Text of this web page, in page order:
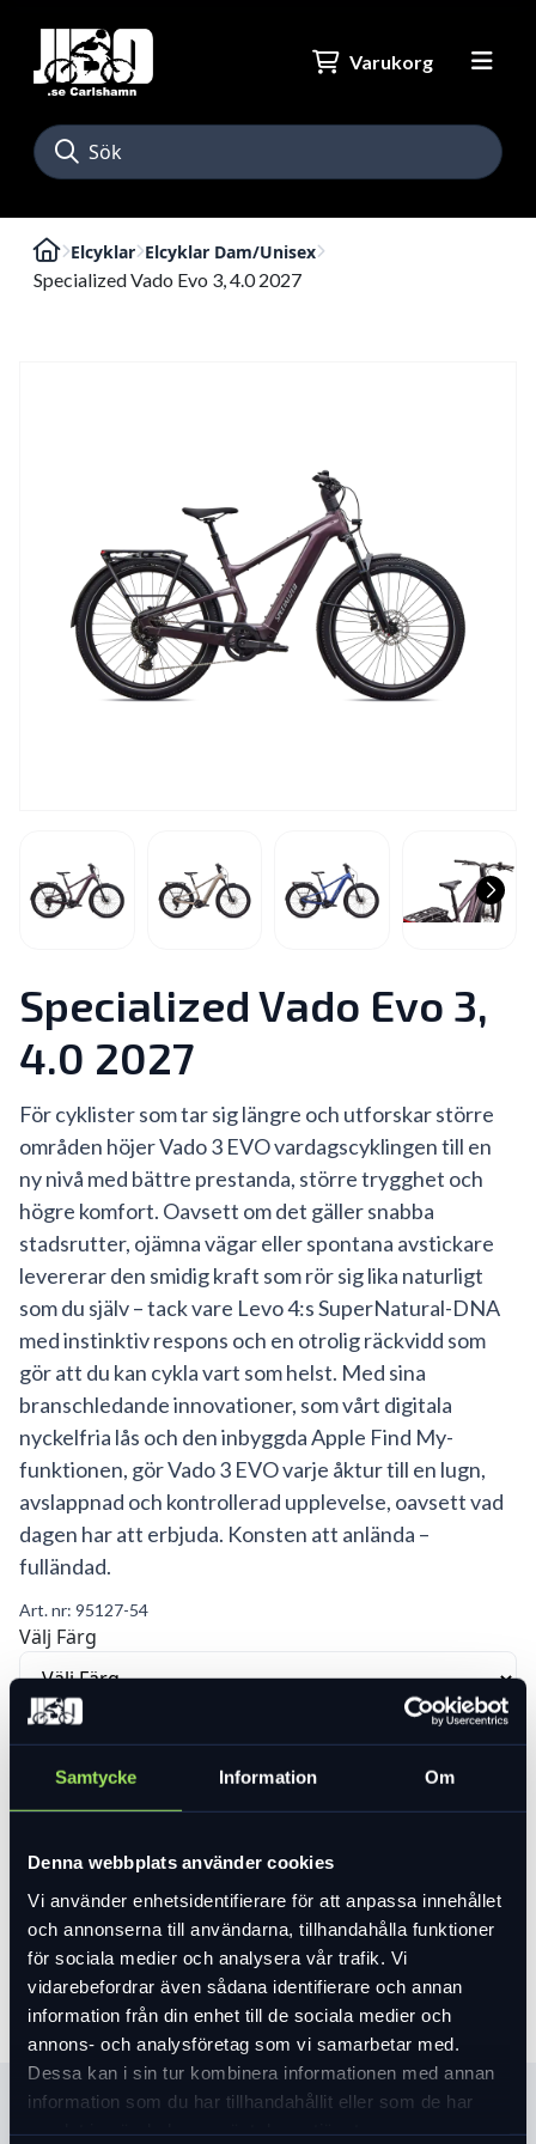
Samtycke Information Om
Denna webbplats använder cookies
Vi använder enhetsidentifierare för att anpassa innehållet
och annonserna till användarna, tillhandahålla funktioner
för sociala medier och analysera vår trafik. Vi
vidarebefordrar även sådana identifierare och annan
information från din enhet till de sociala medier och
annons- och analysföretag som vi samarbetar med.
Dessa kan i sin tur kombinera informationen med annan
information som du har tillhandahållit eller som de har
Varukorg
Elcyklar Elcyklar Dam/Unisex
Specialized Vado Evo 3, 4.0 2027
Specialized Vado Evo 3,
4.0 2027
För cyklister som tar sig längre och utforskar större
områden höjer Vado 3 EVO vardagscyklingen till en
ny nivå med bättre prestanda, större trygghet och
högre komfort. Oavsett om det gäller snabba
stadsrutter, ojämna vägar eller spontana avstickare
levererar den smidig kraft som rör sig lika naturligt
som du själv – tack vare Levo 4:s SuperNatural-DNA
med instinktiv respons och en otrolig räckvidd som
gör att du kan cykla vart som helst. Med sina
branschledande innovationer, som vårt digitala
nyckelfria lås och den inbyggda Apple Find My-
funktionen, gör Vado 3 EVO varje åktur till en lugn,
avslappnad och kontrollerad upplevelse, oavsett vad
dagen har att erbjuda. Konsten att anlända –
fulländad.
Art. nr: 95127-54
Välj Färg
Välj Ramstorlek
Lägg i varukorg
Produktinformation